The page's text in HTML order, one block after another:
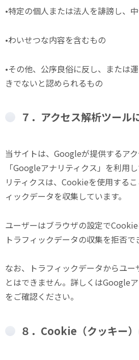
•特定の個人または法人を誹謗し、
•わいせつな内容を含むもの
•その他、公序良俗に反し、または
きでないと認められるもの
７．アクセス解析ツール
当サイトは、Googleが提供するア
「Googleアナリティクス」を利用
リティクスは、Cookieを使用する
ィックデータを収集しています。
ユーザーはブラウザの設定でCookie
トラフィックデータの収集を拒否で
なお、トラフィックデータからユー
とはできません。詳しくはGoogle
をご確認ください。
８．Cookie（クッキー